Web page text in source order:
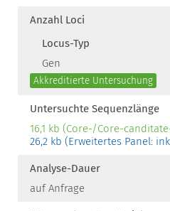
Anzahl Loci
Locus-Typ
Gen
Akkreditierte Untersuchung
Untersuchte Sequenzlänge
16,1 kb (Core-/Core-
26,2 kb (Erweitertes Panel:
Analyse-Dauer
auf Anfrage